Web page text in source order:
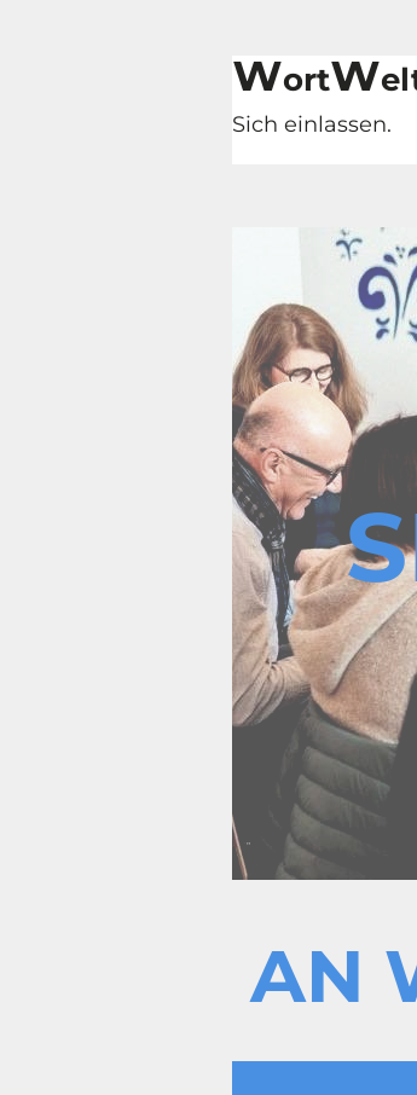
WortW
Sich einlassen.
AN